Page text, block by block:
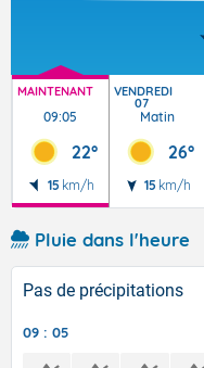
MAINTENANT
09:05
22°
15 km/h
VENDREDI
07
Matin
26°
15 km/h
Pluie dans l'heure
Pas de précipitations
09 : 05